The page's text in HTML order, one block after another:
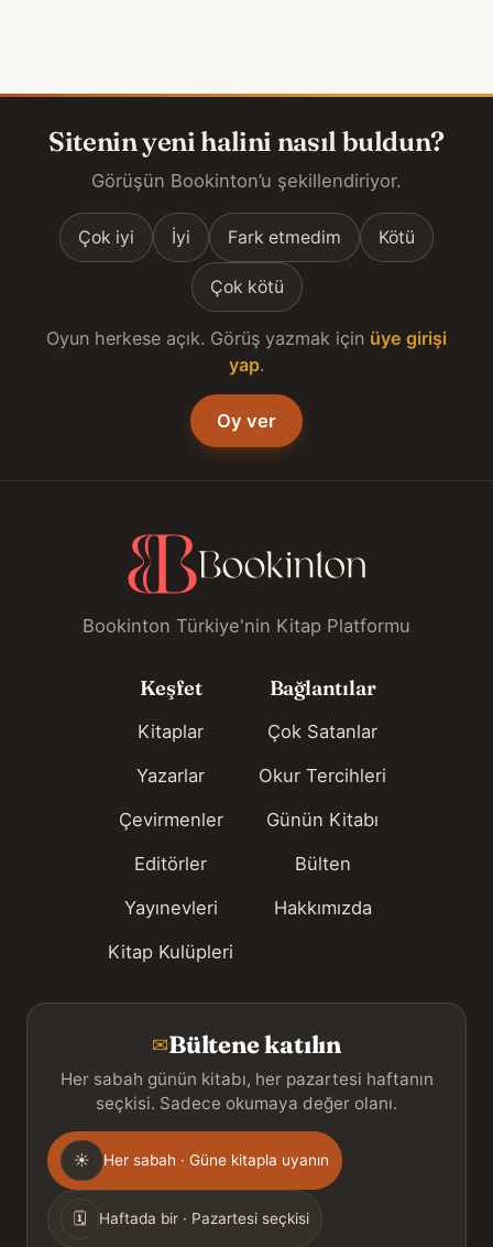
Sitenin yeni halini nasıl buldun?
Görüşün Bookinton’u şekillendiriyor.
Çok iyi İyi Fark etmedim Kötü
Çok kötü
Oyun herkese açık. Görüş yazmak için üye girişi
yap.
Oy ver
Bookinton Türkiye'nin Kitap Platformu
Keşfet
Kitaplar
Yazarlar
Çevirmenler
Editörler
Yayınevleri
Kitap Kulüpleri
Bağlantılar
Çok Satanlar
Okur Tercihleri
Günün Kitabı
Bülten
Hakkımızda
✉Bültene katılın
Her sabah günün kitabı, her pazartesi haftanın
seçkisi. Sadece okumaya değer olanı.
Gönderim
sıklığı
☀ Her sabah · Güne kitapla uyanın
🗓 Haftada bir · Pazartesi seçkisi